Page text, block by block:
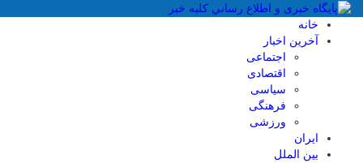
خانه
آخرین اخبار
اجتماعی
اقتصادی
سیاسی
فرهنگی
ورزشی
ایران
بین الملل